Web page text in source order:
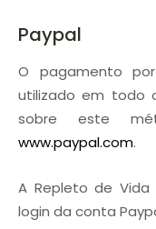
Paypal
O pagamento
utilizado em todo
sobre este
www.paypal.com.
A Repleto de
login da conta